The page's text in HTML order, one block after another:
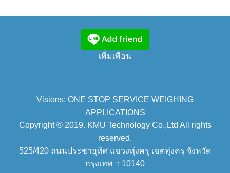
เพิ่มเพือน
Visions: ONE STOP SERVICE WEIGHING
APPLICATIONS
Copyright © 2019. KMU Technology Co.,Ltd All rights
reserved.
525/420 ถนนประชาอุทิศ แขวงทุ่งครุ เขตทุ่งครุ จังหวัด
กรุงเทพ ฯ 10140